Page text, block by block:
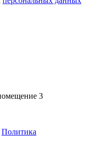
3
Политика